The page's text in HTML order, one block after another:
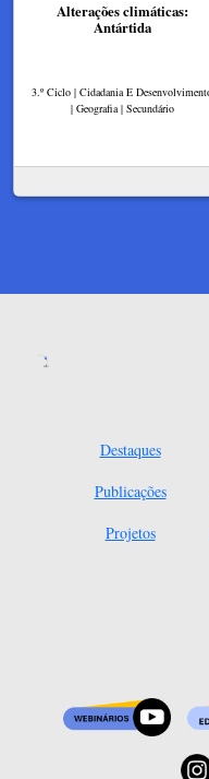
Alterações climáticas:
Antártida
3.º Ciclo | Cidadania E
| Geografia | Secundário
Destaques
Publicações
Projetos